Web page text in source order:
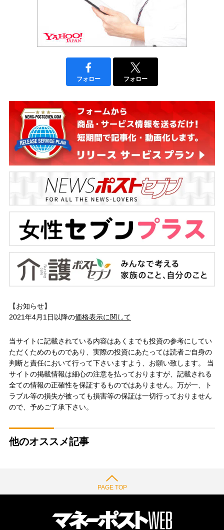
フォロー フォロー
【お知らせ】
2021年4月1日以降の価格表示に関して
当サイトに記載されている内容はあくまでも投資の参考にしてい
ただくためのものであり、実際の投資にあたっては読者ご自身の
判断と責任において行って下さいますよう、お願い致します。 当
サイトの掲載情報は細心の注意を払っておりますが、記載される
全ての情報の正確性を保証するものではありません。万が一、ト
ラブル等の損失が被っても損害等の保証は一切行っておりません
ので、予めご了承下さい。
他のオススメ記事
PAGE TOP